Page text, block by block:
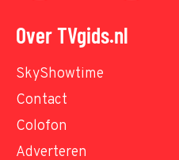
Over TVgids.nl
SkyShowtime
Contact
Colofon
Adverteren